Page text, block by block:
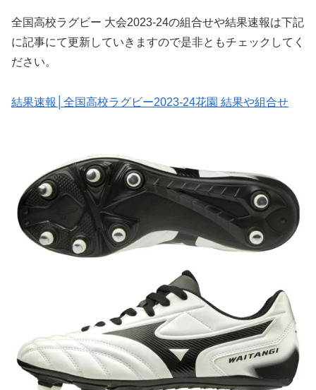
全国高校ラグビー 大会2023-24の組合せや結果速報は下記
に記事にて更新していきますので是非ともチェックしてく
ださい。
結果速報│全国高校ラグビー2023-24花園 結果や組合せ